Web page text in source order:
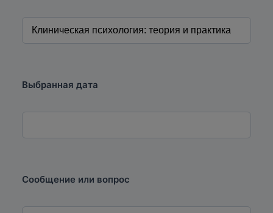
Выбранная дата
Сообщение или вопрос